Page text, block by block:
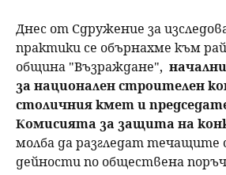
Днес от Сдружение за
практики се обърнахме към
община "Възраждане",
за национален строителен
столичния кмет и
Комисията за защита на
молба да разгледат
дейности по обществена